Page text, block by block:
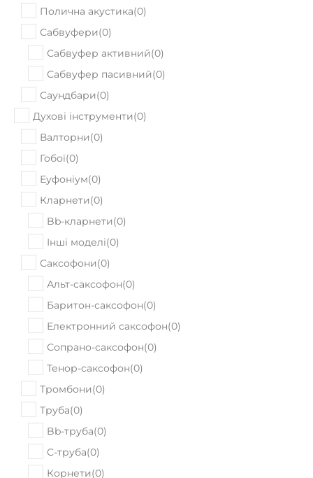
Полична акустика(0)
Сабвуфери(0)
Сабвуфер активний(0)
Сабвуфер пасивний(0)
Саундбари(0)
Духові інструменти(0)
Валторни(0)
Гобої(0)
Еуфоніум(0)
Кларнети(0)
Bb-кларнети(0)
Інші моделі(0)
Саксофони(0)
Альт-саксофон(0)
Баритон-саксофон(0)
Електронний саксофон(0)
Сопрано-саксофон(0)
Тенор-саксофон(0)
Тромбони(0)
Труба(0)
Bb-труба(0)
C-труба(0)
Корнети(0)